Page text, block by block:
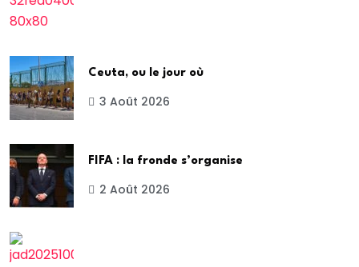
Ceuta, ou le jour où
3 Août 2026
FIFA : la fronde s’organise
2 Août 2026